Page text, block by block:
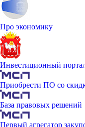
Про экономику
Инвестиционный
Приобрести ПО со
База правовых решений
Первый агрегатор